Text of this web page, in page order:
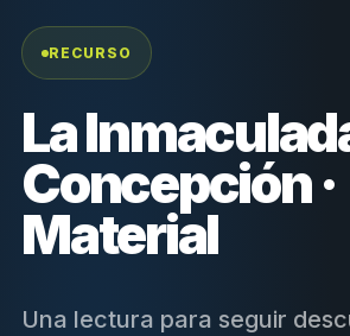
RECURSO
La
Concepción ·
Material
Una lectura para seguir